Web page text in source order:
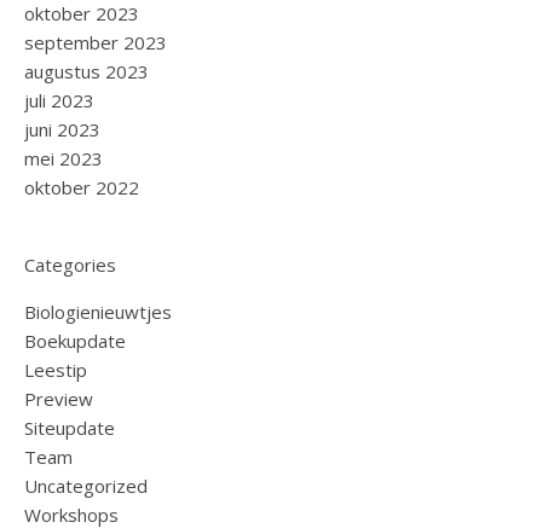
oktober 2023
september 2023
augustus 2023
juli 2023
juni 2023
mei 2023
oktober 2022
Categories
Biologienieuwtjes
Boekupdate
Leestip
Preview
Siteupdate
Team
Uncategorized
Workshops